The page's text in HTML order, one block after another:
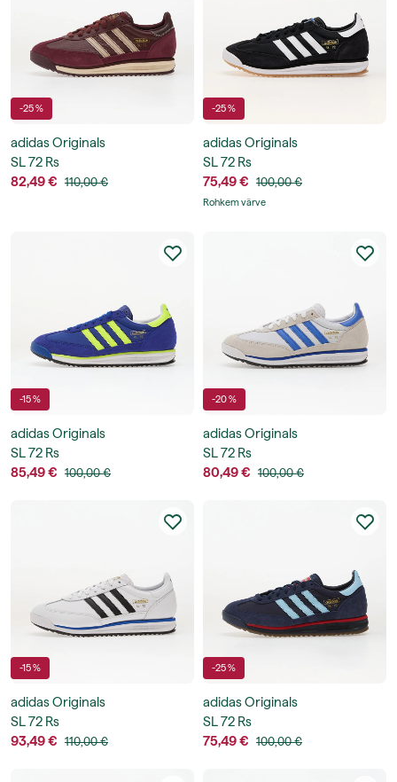
-25 %
adidas Originals
SL 72 Rs
82,49 € 110,00 €
-25 %
adidas Originals
SL 72 Rs
75,49 € 100,00 €
Rohkem värve
-15 %
adidas Originals
SL 72 Rs
85,49 € 100,00 €
-20 %
adidas Originals
SL 72 Rs
80,49 € 100,00 €
-15 %
adidas Originals
SL 72 Rs
93,49 € 110,00 €
-25 %
adidas Originals
SL 72 Rs
75,49 € 100,00 €